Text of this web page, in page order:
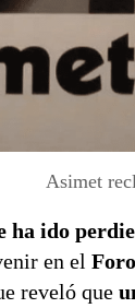
Asimet
ido
en el
reveló que